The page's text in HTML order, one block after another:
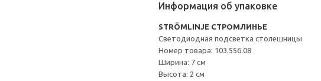
Информация об упаковке
STRÖMLINJE СТРОМЛИНЬЕ
Светодиодная подсветка столешницы
Номер товара: 103.556.08
Ширина: 7 см
Высота: 2 см